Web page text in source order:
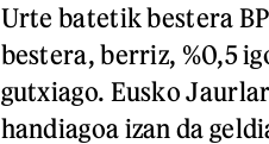
Urte batetik bestera
bestera, berriz, %0,5
gutxiago. Eusko
handiagoa izan da